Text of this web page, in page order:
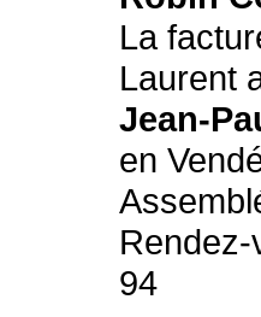
La
Laurent
Jean-
en
94